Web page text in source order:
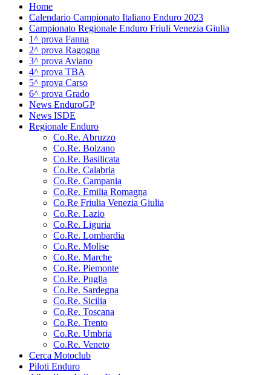
Home
Calendario Campionato Italiano Enduro 2023
Campionato Regionale Enduro Friuli Venezia Giulia
1^ prova Fanna
2^ prova Ragogna
3^ prova Aviano
4^ prova TBA
5^ prova Carso
6^ prova Grado
News EnduroGP
News ISDE
Regionale Enduro
Co.Re. Abruzzo
Co.Re. Bolzano
Co.Re. Basilicata
Co.Re. Calabria
Co.Re. Campania
Co.Re. Emilia Romagna
Co.Re Friulia Venezia Giulia
Co.Re. Lazio
Co.Re. Liguria
Co.Re. Lombardia
Co.Re. Molise
Co.Re. Marche
Co.Re. Piemonte
Co.Re. Puglia
Co.Re. Sardegna
Co.Re. Sicilia
Co.Re. Toscana
Co.Re. Trento
Co.Re. Umbria
Co.Re. Veneto
Cerca Motoclub
Piloti Enduro